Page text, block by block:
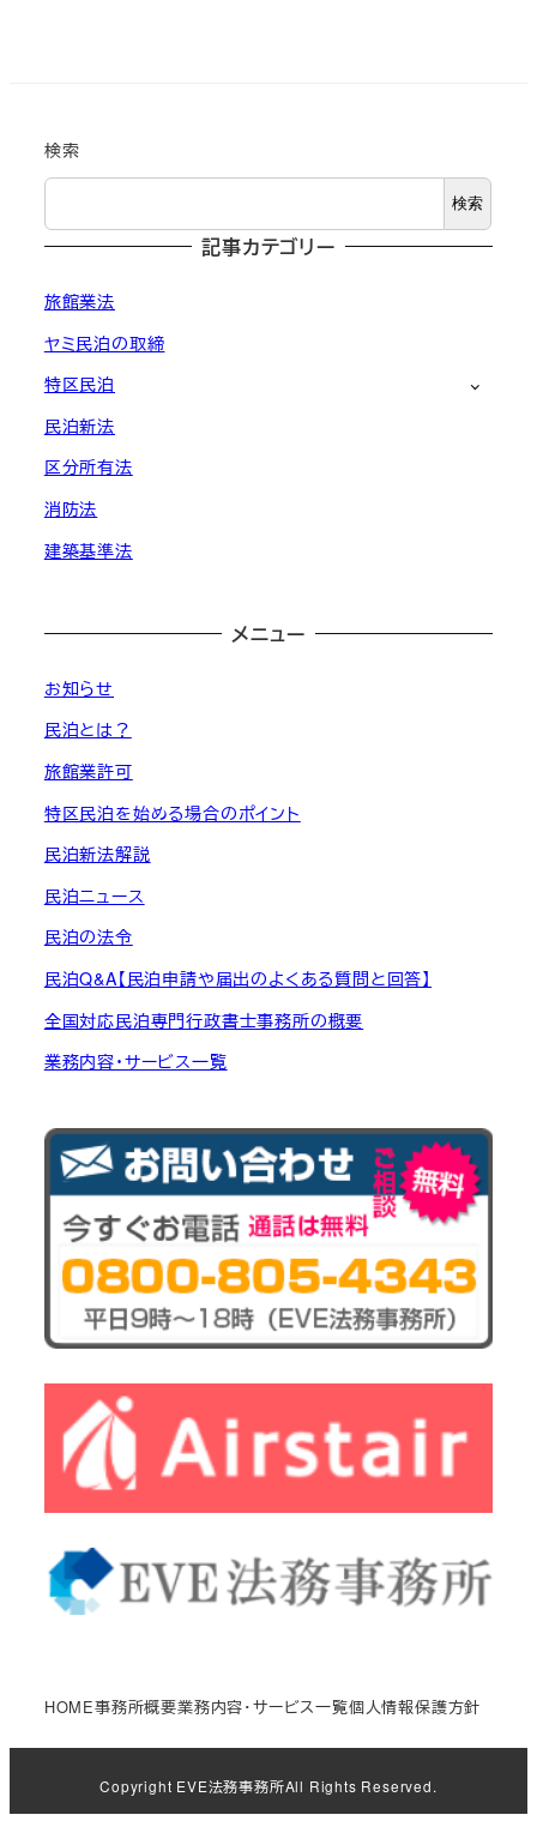
検索
検索
記事カテゴリー
旅館業法
ヤミ民泊の取締
特区民泊
民泊新法
区分所有法
消防法
建築基準法
メニュー
お知らせ
民泊とは？
旅館業許可
特区民泊を始める場合のポイント
民泊新法解説
民泊ニュース
民泊の法令
民泊Q&A【民泊申請や届出のよくある質問と回答】
全国対応民泊専門行政書士事務所の概要
業務内容・サービス一覧
HOME事務所概要業務内容・サービス一覧個人情報保護方針
Copyright EVE法務事務所All Rights Reserved.